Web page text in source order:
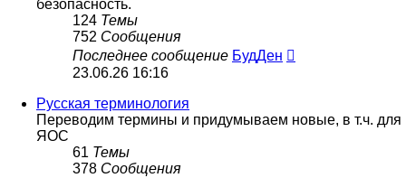
безопасность.
124 Темы
752 Сообщения
Последнее сообщение БудДен
23.06.26 16:16
Русская терминология
Переводим термины и придумываем новые, в т.ч. для
ЯОС
61 Темы
378 Сообщения